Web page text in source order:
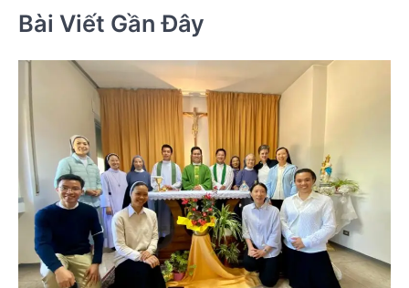
Bài Viết Gần Đây